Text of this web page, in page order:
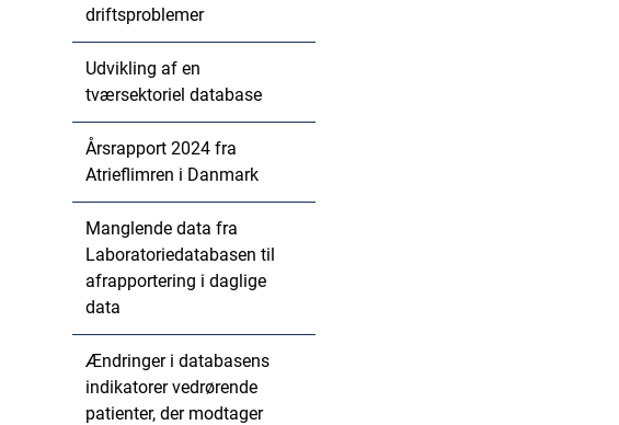
driftsproblemer
Udvikling af en
tværsektoriel database
Årsrapport 2024 fra
Atrieflimren i Danmark
Manglende data fra
Laboratoriedatabasen til
afrapportering i daglige
data
Ændringer i databasens
indikatorer vedrørende
patienter, der modtager